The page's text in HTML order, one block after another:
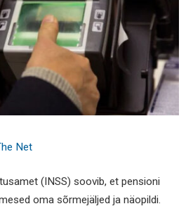
Net
(INSS) soovib, et pensioni
oma sõrmejäljed ja näopildi.